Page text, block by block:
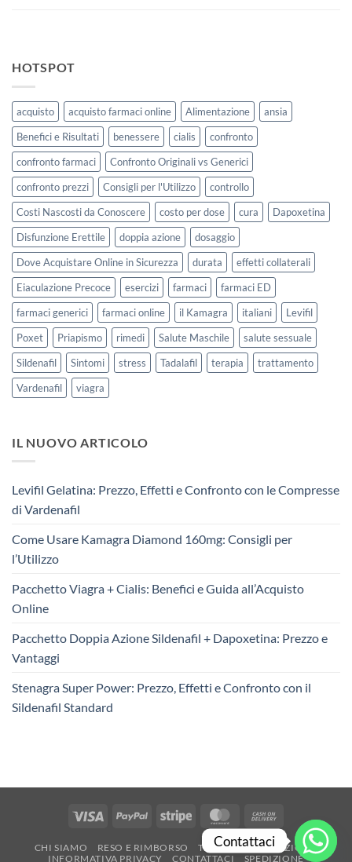
HOTSPOT
acquisto acquisto farmaci online Alimentazione
ansia
Benefici e Risultati
benessere cialis
confronto
confronto farmaci
Confronto Originali vs Generici
confronto prezzi
Consigli per l'Utilizzo
controllo
Costi Nascosti da Conoscere
costo per dose cura
Dapoxetina
Disfunzione Erettile
doppia azione
dosaggio
Dove Acquistare Online in Sicurezza
durata
effetti collaterali
Eiaculazione Precoce
esercizi farmaci
farmaci ED
farmaci generici
farmaci online il Kamagra italiani
Levifil
Poxet
Priapismo rimedi Salute Maschile
salute sessuale
Sildenafil
Sintomi stress Tadalafil terapia
trattamento
Vardenafil
viagra
IL NUOVO ARTICOLO
Levifil Gelatina: Prezzo, Effetti e Confronto con le Compresse
di Vardenafil
Come Usare Kamagra Diamond 160mg: Consigli per
l’Utilizzo
Pacchetto Viagra + Cialis: Benefici e Guida all’Acquisto
Online
Pacchetto Doppia Azione Sildenafil + Dapoxetina: Prezzo e
Vantaggi
Stenagra Super Power: Prezzo, Effetti e Confronto con il
Sildenafil Standard
Visa PayPal Stripe MasterCard
On
Delivery
CHI SIAMO RESO E RIMBORSO
TERMINI E CONDIZIONI
INFORMATIVA PRIVACY
CONTATTACI SPEDIZIONE
Contattaci